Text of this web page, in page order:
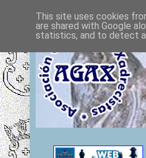
This site uses cookies
are shared with Google
statistics, and to detect